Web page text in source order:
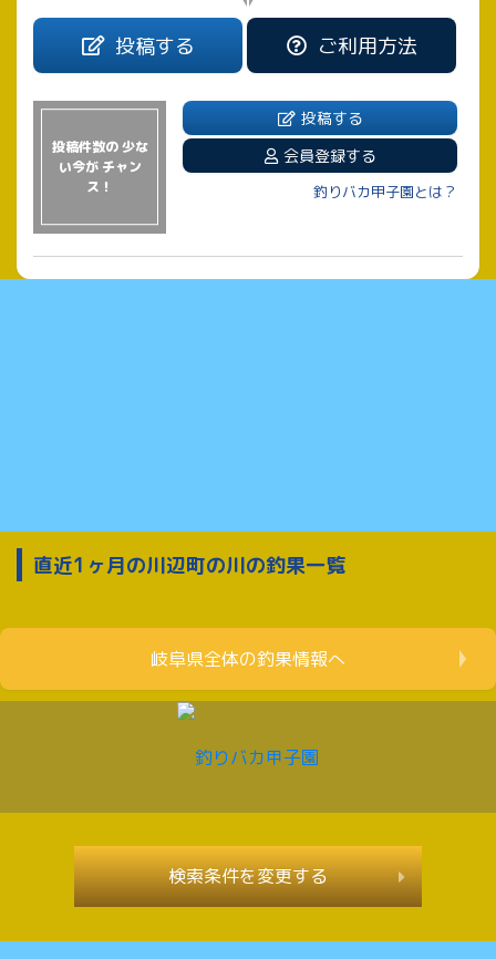
投稿する ご利用方法
投稿件数の 少な
い今が チャン
ス！
投稿する
会員登録する
釣りバカ甲子園とは？
直近1ヶ月の川辺町の川の釣果一覧
岐阜県全体の釣果情報へ
検索条件を変更する